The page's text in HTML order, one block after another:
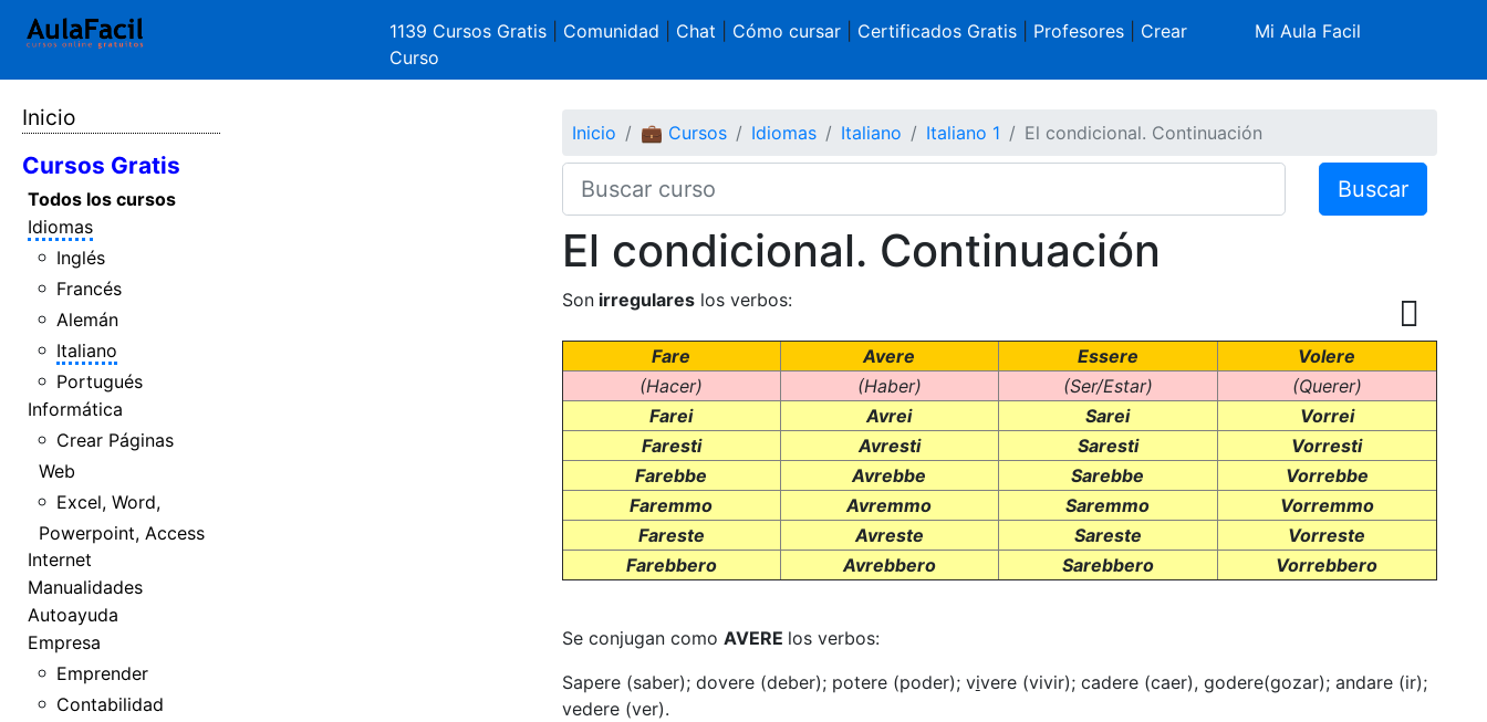
1139 Cursos Gratis Comunidad Chat Cómo cursar| Certificados Gratis| Profesores| Crear
Curso
Mi Aula Facil
Inicio
Cursos Gratis
Todos los cursos
Idiomas
Inglés
Francés
Alemán
Italiano
Portugués
Informática
Crear Páginas
Web
Excel, Word,
Powerpoint, Access
Internet
Manualidades
Autoayuda
Empresa
Emprender
Contabilidad
Inicio 💼 Cursos Idiomas Italiano Italiano 1 El condicional. Continuación
Buscar
El condicional. Continuación
Sonirregulareslos verbos:
Fare Avere Essere
Volere
(Hacer)
(Haber) (Ser/Estar)
(Querer)
Farei
Avrei Sarei
Vorrei
Faresti
Avresti Saresti
Vorresti
Farebbe
Avrebbe Sarebbe
Vorrebbe
Faremmo
Avremmo Saremmo
Vorremmo
Fareste
Avreste Sareste
Vorreste
Farebbero
Avrebbero Sarebbero Vorrebbero
Se conjugan como AVERE los verbos:
Sapere (saber); dovere (deber); potere (poder); vivere (vivir); cadere (caer), godere(gozar); andare (ir);
vedere (ver).